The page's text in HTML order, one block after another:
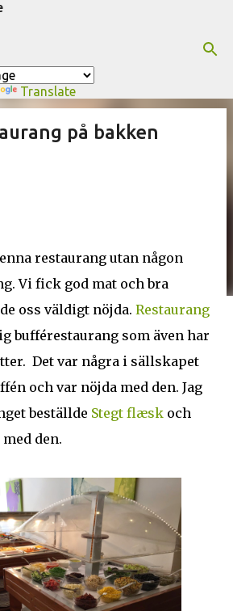
Translate
på bakken
restaurang utan någon
Vi fick god mat och bra
oss väldigt nöjda. Restaurang
bufférestaurang som även har
Det var några i sällskapet
och var nöjda med den. Jag
beställde Stegt flæsk och
den.